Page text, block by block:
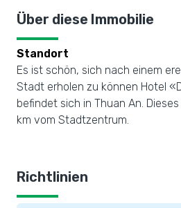
Über diese Immobilie
Standort
Es ist schön, sich nach einem
Stadt erholen zu können Hotel
befindet sich in Thuan An.
km vom Stadtzentrum.
Richtlinien